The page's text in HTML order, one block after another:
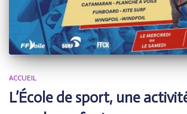
ACCUEIL
L’École de sport, une